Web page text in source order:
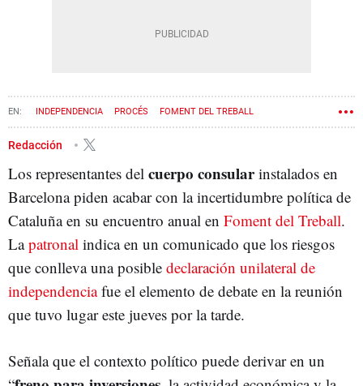
INDEPENDENCIA PROCÉS FOMENT DEL TREBALL
JOAQUIM GAY DE MONTELLÀ
Redacción
Los representantes del cuerpo consularinstalados en
Barcelona piden acabar con la incertidumbre política de
Cataluña en su encuentro anual en Foment del Treball.
Lapatronal indica en un comunicado que los riesgos
que conlleva una posible declaración unilateral de
independenciafue el elemento de debate en la reunión
que tuvo lugar este jueves por la tarde.
Señala que el contexto político puede derivar en un